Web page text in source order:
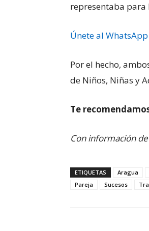
representaba para
Únete al
Por el hecho,
de Niños, Niñas y
Te
Con información
ETIQUETAS Aragua
Pareja
Sucesos